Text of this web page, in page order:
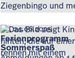
Ziegenbingo und
Di., 24.06.2025
Ferienprogramm
Sommerspaß